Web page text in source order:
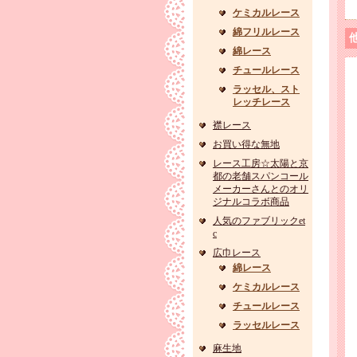
ケミカルレース
綿フリルレース
綿レース
チュールレース
ラッセル、スト
レッチレース
襟レース
お買い得な無地
レース工房☆太陽と京
都の老舗スパンコール
メーカーさんとのオリ
ジナルコラボ商品
人気のファブリックet
c
広巾レース
綿レース
ケミカルレース
チュールレース
ラッセルレース
麻生地